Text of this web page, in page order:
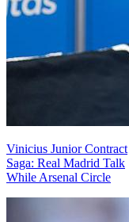
Vinicius Junior Contract
Saga: Real Madrid Talk
While Arsenal Circle